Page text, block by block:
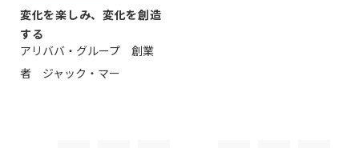
変化を楽しみ、変化を創造
する
アリババ・グループ 創業
者 ジャック・マー